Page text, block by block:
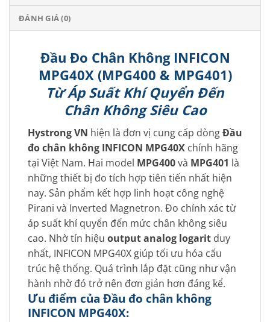
ĐÁNH GIÁ (0)
Đầu Đo Chân Không INFICON
MPG40X (MPG400 & MPG401)
Từ Áp Suất Khí Quyển Đến
Chân Không Siêu Cao
Hystrong VN hiện là đơn vị cung cấp dòngĐầu
đo chân không INFICON MPG40X chính hãng
tại Việt Nam. Hai model MPG400và MPG401 là
những thiết bị đo tích hợp tiên tiến nhất hiện
nay. Sản phẩm kết hợp linh hoạt công nghệ
Pirani và Inverted Magnetron. Đo chính xác từ
áp suất khí quyển đến mức chân không siêu
cao. Nhờ tín hiệu output analog logarit duy
nhất, INFICON MPG40X giúp tối ưu hóa cấu
trúc hệ thống. Quá trình lắp đặt cũng như vận
hành nhờ đó trở nên đơn giản hơn đáng kể.
Ưu điểm của Đầu đo chân không
INFICON MPG40X: